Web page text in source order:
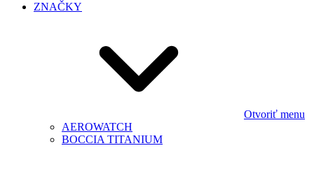
ZNAČKY
Otvoriť menu
AEROWATCH
BOCCIA TITANIUM